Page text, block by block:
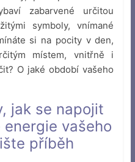
zabarvené určitou
symboly, vnímané
si na pocity v den,
místem, vnitřně i
O jaké období vašeho
jak se napojit
vašeho
příběh